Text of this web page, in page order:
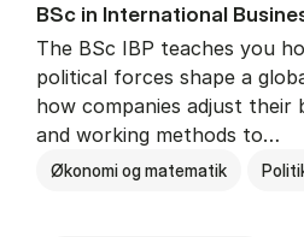
BSc in In­ter­na­tion­al
The BSc IBP teaches you
political forces shape a
how companies adjust their
and working methods to…
Økonomi og matematik